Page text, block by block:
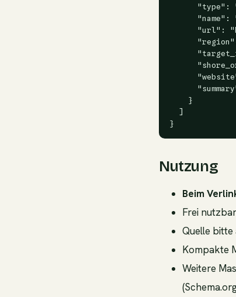
"type":
"name":
"url":
    }
  ]
}
Nutzung
Beim
Frei
Quelle bitte
Kompakte
Weitere